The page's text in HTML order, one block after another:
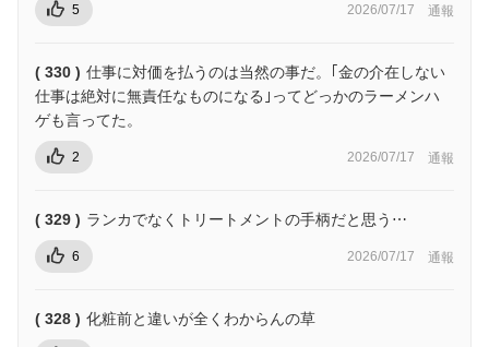
5 2026/07/17 通報
( 330 ) 仕事に対価を払うのは当然の事だ。｢金の介在しない
仕事は絶対に無責任なものになる｣ってどっかのラーメンハ
ゲも言ってた。
2 2026/07/17 通報
( 329 ) ランカでなくトリートメントの手柄だと思う⋯
6 2026/07/17 通報
( 328 ) 化粧前と違いが全くわからんの草